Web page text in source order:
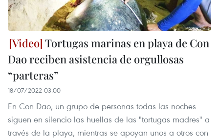
Tortugas marinas en playa de Con
Dao reciben asistencia de orgullosas
“parteras”
18/07/2022 03:00
En Con Dao, un grupo de personas todas las noches
siguen en silencio las huellas de las "tortugas madres" a
través de la playa, mientras se apoyan unos a otros con